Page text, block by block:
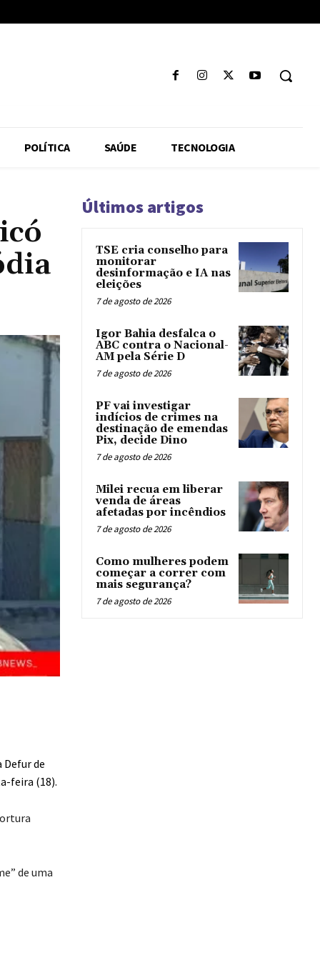
POLÍTICA SAÚDE TECNOLOGIA
de
feira (18).
de uma
Últimos artigos
TSE cria conselho para
monitorar
desinformação e IA nas
eleições
7 de agosto de 2026
Igor Bahia desfalca o
ABC contra o Nacional-
AM pela Série D
7 de agosto de 2026
PF vai investigar
indícios de crimes na
destinação de emendas
Pix, decide Dino
7 de agosto de 2026
Milei recua em liberar
venda de áreas
afetadas por incêndios
7 de agosto de 2026
Como mulheres podem
começar a correr com
mais segurança?
7 de agosto de 2026